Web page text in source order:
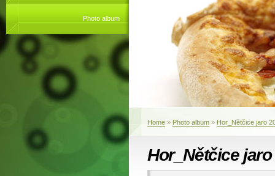
Photo album
Home » Photo album » Hor_Nětčice jaro
Hor_Nětčice jaro